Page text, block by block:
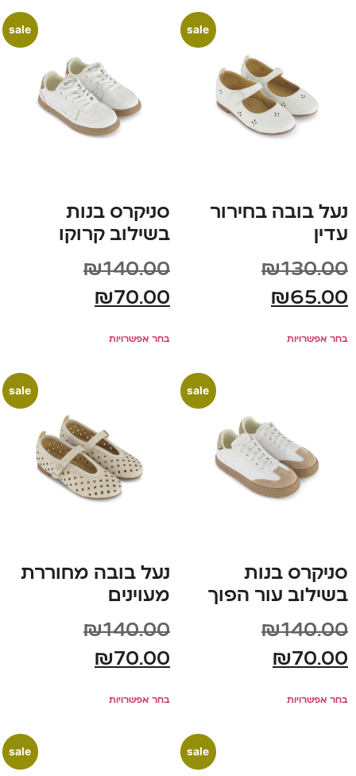
sale
נעל בובה בחירור
עדין
₪130.00
₪65.00
בחר אפשרויות
sale
סניקרס בנות
בשילוב קרוקו
₪140.00
₪ 70.00
בחר אפשרויות
sale
סניקרס בנות
בשילוב עור הפוך
₪140.00
₪ 70.00
בחר אפשרויות
sale
נעל בובה מחוררת
מעוינים
₪140.00
₪ 70.00
בחר אפשרויות
sale
sale